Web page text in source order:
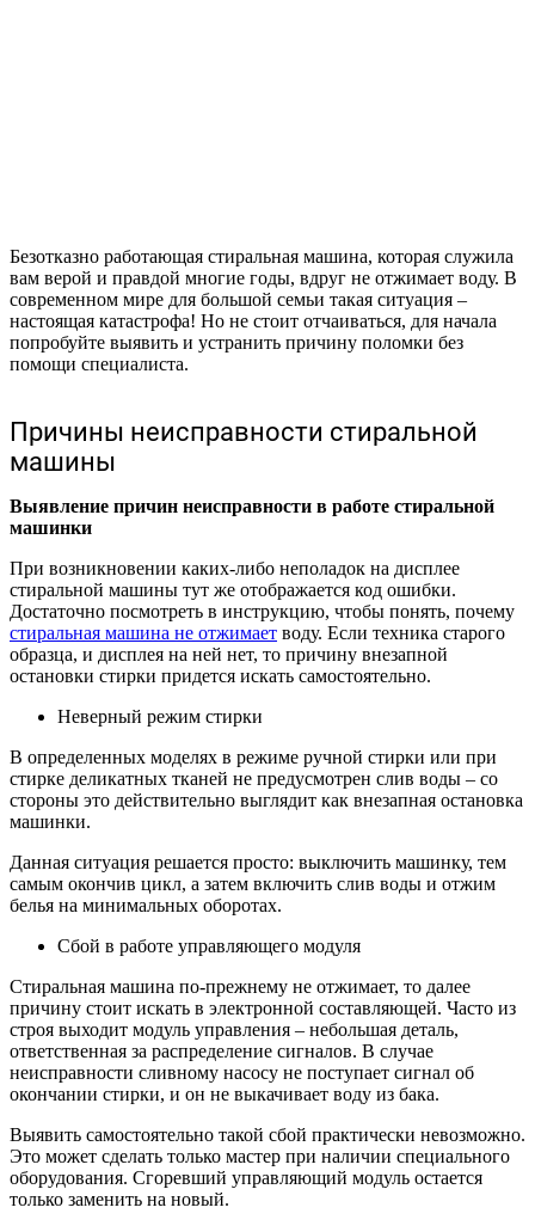
Безотказно работающая стиральная машина, которая служила
вам верой и правдой многие годы, вдруг не отжимает воду. В
современном мире для большой семьи такая ситуация –
настоящая катастрофа! Но не стоит отчаиваться, для начала
попробуйте выявить и устранить причину поломки без
помощи специалиста.
Причины неисправности стиральной
машины
Выявление причин неисправности в работе стиральной
машинки
При возникновении каких-либо неполадок на дисплее
стиральной машины тут же отображается код ошибки.
Достаточно посмотреть в инструкцию, чтобы понять, почему
стиральная машина не отжимает воду. Если техника старого
образца, и дисплея на ней нет, то причину внезапной
остановки стирки придется искать самостоятельно.
Неверный режим стирки
В определенных моделях в режиме ручной стирки или при
стирке деликатных тканей не предусмотрен слив воды – со
стороны это действительно выглядит как внезапная остановка
машинки.
Данная ситуация решается просто: выключить машинку, тем
самым окончив цикл, а затем включить слив воды и отжим
белья на минимальных оборотах.
Сбой в работе управляющего модуля
Стиральная машина по-прежнему не отжимает, то далее
причину стоит искать в электронной составляющей. Часто из
строя выходит модуль управления – небольшая деталь,
ответственная за распределение сигналов. В случае
неисправности сливному насосу не поступает сигнал об
окончании стирки, и он не выкачивает воду из бака.
Выявить самостоятельно такой сбой практически невозможно.
Это может сделать только мастер при наличии специального
оборудования. Сгоревший управляющий модуль остается
только заменить на новый.